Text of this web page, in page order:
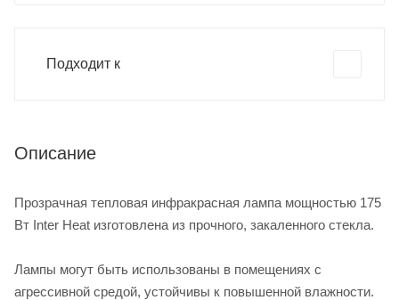
Подходит к
Описание
Прозрачная тепловая инфракрасная лампа мощностью 175
Вт Inter Heat изготовлена из прочного, закаленного стекла.
Лампы могут быть использованы в помещениях с
агрессивной средой, устойчивы к повышенной влажности.